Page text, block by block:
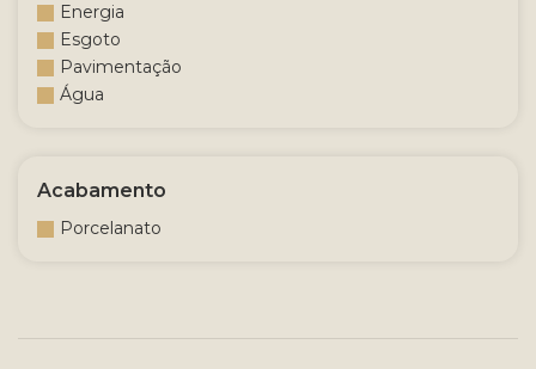
Energia
Esgoto
Pavimentação
Água
Acabamento
Porcelanato